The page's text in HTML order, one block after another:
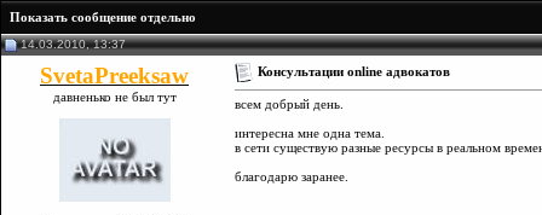
Показать сообщение отдельно
14.03.2010, 13:37
SvetaPreeksaw
давненько не был тут
Консультации online адвокатов
всем добрый день.
интересна мне одна тема.
в сети существую разные ресурсы в реальном
благодарю заранее.